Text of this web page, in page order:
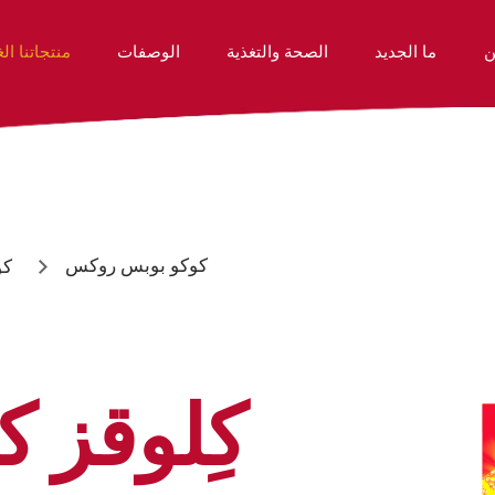
منتجاتنا الوصفات الصحة والتغذية ما الجديد
منتجاتنا الغذائية
كوكو بوبس روكس
كِلوقز